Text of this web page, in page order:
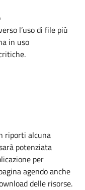
l’uso di file più
in uso
riporti alcuna
potenziata
per
agendo anche
delle risorse.